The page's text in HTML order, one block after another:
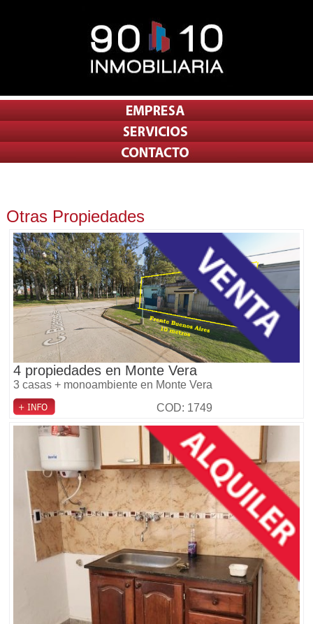
Otras Propiedades
4 propiedades en Monte Vera
3 casas + monoambiente en Monte Vera
COD: 1749